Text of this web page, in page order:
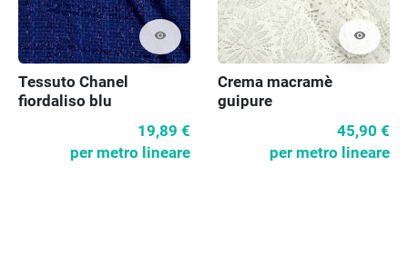
visibility
Tessuto Chanel
fiordaliso blu
19,89 €
per metro lineare
visibility
Crema macramè
guipure
45,90 €
per metro lineare